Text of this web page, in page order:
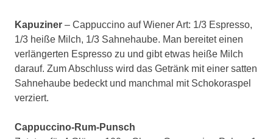
Kapuziner – Cappuccino auf Wiener Art: 1/3 Espresso,
1/3 heiße Milch, 1/3 Sahnehaube. Man bereitet einen
verlängerten Espresso zu und gibt etwas heiße Milch
darauf. Zum Abschluss wird das Getränk mit einer satten
Sahnehaube bedeckt und manchmal mit Schokoraspel
verziert.
Cappuccino-Rum-Punsch